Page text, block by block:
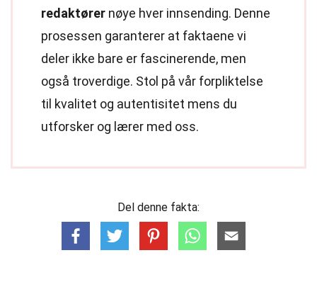
redaktører nøye hver innsending. Denne
prosessen garanterer at faktaene vi
deler ikke bare er fascinerende, men
også troverdige. Stol på vår forpliktelse
til kvalitet og autentisitet mens du
utforsker og lærer med oss.
Del denne fakta: